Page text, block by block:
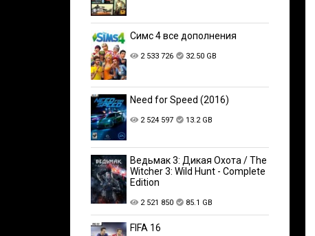
Симс 4 все дополнения
2 533 726 32.50 GB
Need for Speed (2016)
2 524 597 13.2 GB
Ведьмак 3: Дикая Охота / The
Witcher 3: Wild Hunt - Complete
Edition
2 521 850 85.1 GB
FIFA 16